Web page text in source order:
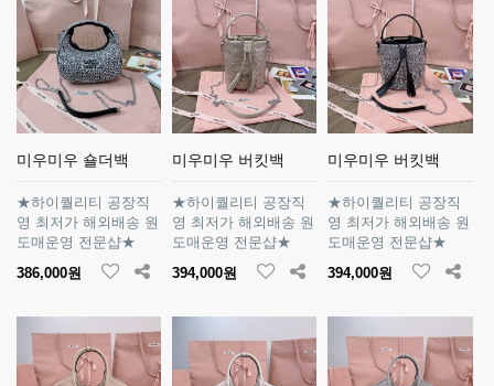
미우미우 숄더백
★하이퀄리티 공장직
영 최저가 해외배송 원
도매운영 전문샵★
386,000원
미우미우 버킷백
★하이퀄리티 공장직
영 최저가 해외배송 원
도매운영 전문샵★
394,000원
미우미우 버킷백
★하이퀄리티 공장직
영 최저가 해외배송 원
도매운영 전문샵★
394,000원